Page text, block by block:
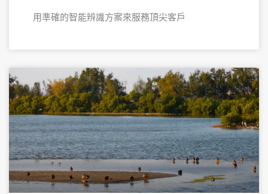
用準確的智能辨識方案來服務頂尖客戶​